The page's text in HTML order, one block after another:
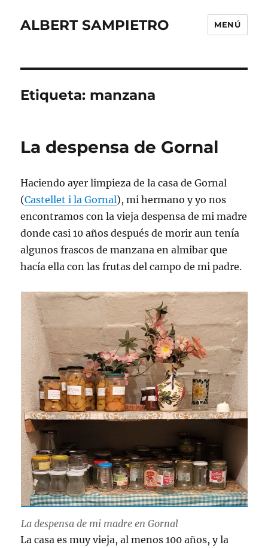
ALBERT SAMPIETRO MENÚ
Etiqueta: manzana
La despensa de Gornal
Haciendo ayer limpieza de la casa de Gornal
(Castellet i la Gornal), mi hermano y yo nos
encontramos con la vieja despensa de mi madre
donde casi 10 años después de morir aun tenía
algunos frascos de manzana en almibar que
hacía ella con las frutas del campo de mi padre.
La despensa de mi madre en Gornal
La casa es muy vieja, al menos 100 años, y la